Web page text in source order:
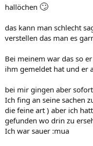
hallöchen 🙄
das kann man schlecht
verstellen das man es
Bei meinem war das so
ihm gemeldet hat und er
bei mir gingen aber
Ich fing an seine sachen
die feine art ) aber ich
gefunden wo drin zu
Ich war sauer :mua